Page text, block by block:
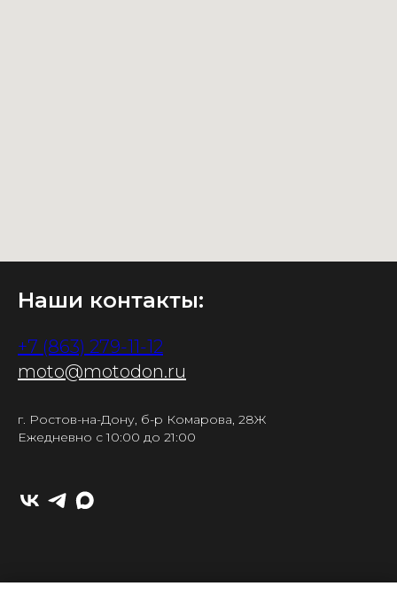
Наши контакты:
+7 (863) 279-11-12
moto@motodon.ru
г. Ростов-на-Дону, б-р Комарова, 28Ж
Ежедневно с 10:00 до 21:00